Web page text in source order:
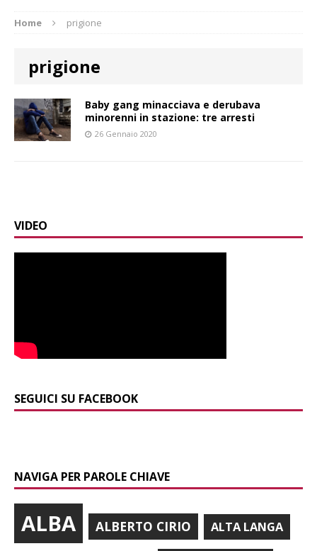
Home prigione
prigione
Baby gang minacciava e derubava
minorenni in stazione: tre arresti
26 Gennaio 2020
VIDEO
SEGUICI SU FACEBOOK
NAVIGA PER PAROLE CHIAVE
ALBA ALBERTO CIRIO ALTA LANGA